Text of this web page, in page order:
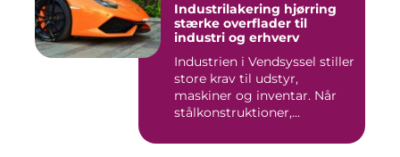
Industrilakering hjørring
stærke overflader til
industri og erhverv
Industrien i Vendsyssel stiller
store krav til udstyr,
maskiner og inventar. Når
stålkonstruktioner,...